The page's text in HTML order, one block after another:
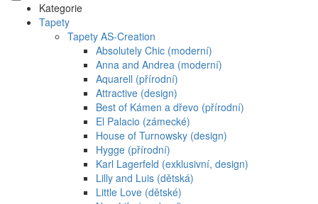
Kategorie
Tapety
Tapety AS-Creation
Absolutely Chic (moderní)
Anna and Andrea (moderní)
Aquarell (přírodní)
Attractive (design)
Best of Kámen a dřevo (přírodní)
El Palacio (zámecké)
House of Turnowsky (design)
Hygge (přírodní)
Karl Lagerfeld (exklusivní, design)
Lilly and Luis (dětská)
Little Love (dětské)